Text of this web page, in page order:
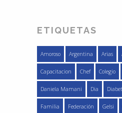
ETIQUETAS
Amoroso Argentina Arias
Capacitacion Chef Colegio
Daniela Mamani Dia
Familia Federación Gelsi